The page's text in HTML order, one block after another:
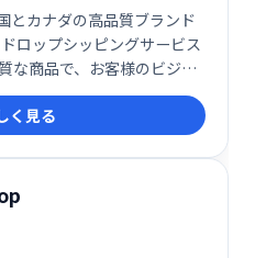
カナダの高品質ブランド
ロップシッピングサービス
な商品で、お客様のビジネ
く見る